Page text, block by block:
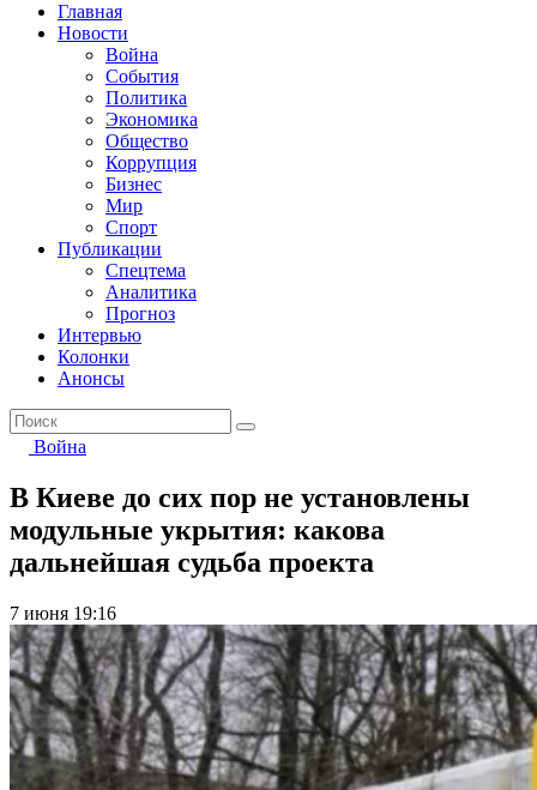
Главная
Новости
Война
События
Политика
Экономика
Общество
Коррупция
Бизнес
Мир
Спорт
Публикации
Спецтема
Аналитика
Прогноз
Интервью
Колонки
Анонсы
Война
В Киеве до сих пор не установлены
модульные укрытия: какова
дальнейшая судьба проекта
7 июня 19:16